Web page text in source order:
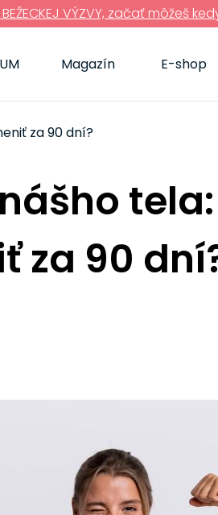
VÝZVY, začať môžeš
Magazín E-shop
za 90 dní?
za 90